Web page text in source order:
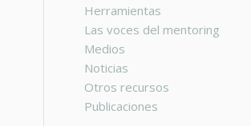
Herramientas
Las voces del mentoring
Medios
Noticias
Otros recursos
Publicaciones